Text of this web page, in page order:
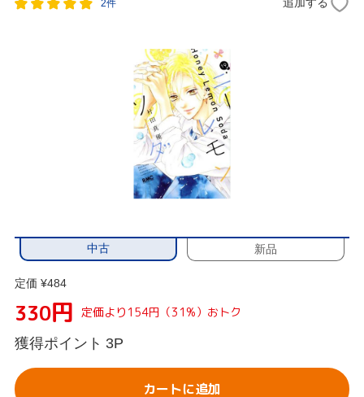
2件
中古 新品
定価 ¥484
330円 定価より154円（31%）おトク
獲得ポイント 3P
カートに追加